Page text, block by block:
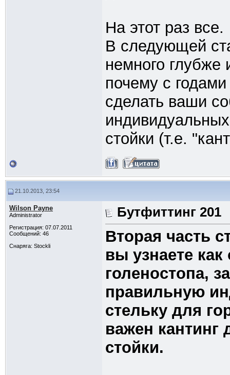
На этот раз все.
В следующей
немного
почему с
сделать ваши
стойки (т.е.
21.10.2013, 23:54
Wilson Payne
Administrator
Регистрация: 07.07.2011
Сообщений: 46
Снаряга: Stockli
Бутфиттинг 201
Вторая часть
вы узнаете
голеностопа,
правильную
стельку для
важен
стойки.